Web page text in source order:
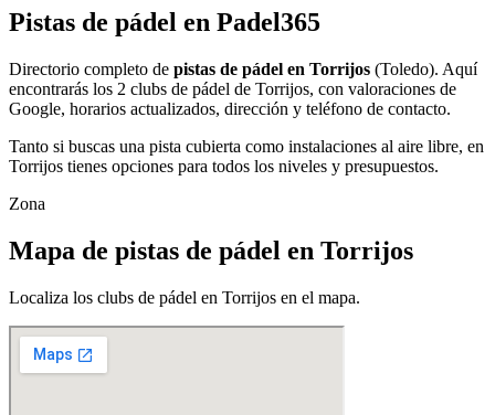
Pistas de pádel en Padel365
Directorio completo de pistas de pádel en Torrijos (Toledo). Aquí
encontrarás los 2 clubs de pádel de Torrijos, con valoraciones de
Google, horarios actualizados, dirección y teléfono de contacto.
Tanto si buscas una pista cubierta como instalaciones al aire libre, en
Torrijos tienes opciones para todos los niveles y presupuestos.
Zona
Mapa de pistas de pádel en Torrijos
Localiza los clubs de pádel en Torrijos en el mapa.